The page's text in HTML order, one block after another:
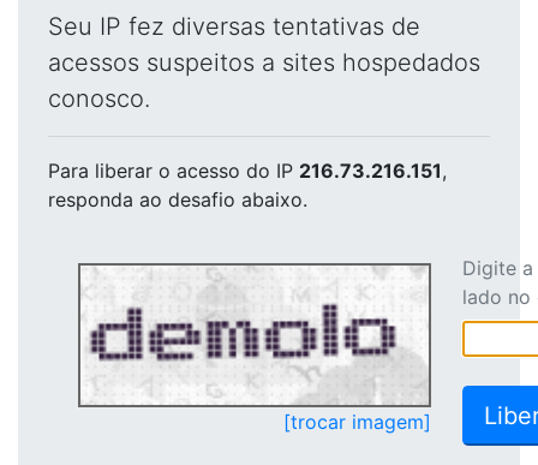
Seu IP fez diversas tentativas de
acessos suspeitos a sites hospedados
conosco.
Para liberar o acesso do IP 216.73.216.151,
responda ao desafio abaixo.
[trocar imagem]
Digite
lado no